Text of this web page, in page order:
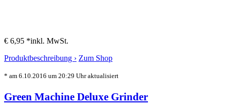
€ 6,95 *inkl. MwSt.
Produktbeschreibung › Zum Shop
* am 6.10.2016 um 20:29 Uhr aktualisiert
Green Machine Deluxe Grinder